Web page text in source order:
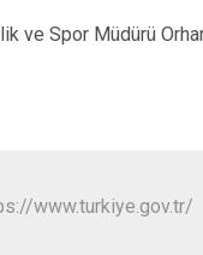
ve Spor Müdürü